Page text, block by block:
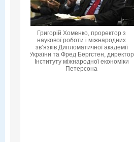
Григорій Хоменко, проректор з
наукової роботи і міжнародних
зв’язків Дипломатичної академії
України та Фред Бергстен, директор
Інституту міжнародної економіки
Петерсона